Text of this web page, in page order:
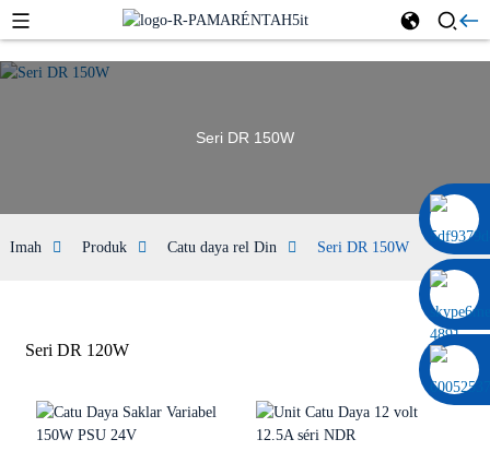
0086 13322920697
Seri DR 150W
Imah Produk Catu daya rel Din Seri DR 150W
Seri DR 120W